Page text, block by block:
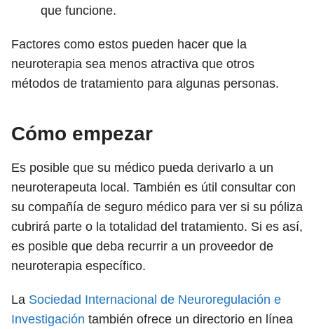
que funcione.
Factores como estos pueden hacer que la
neuroterapia sea menos atractiva que otros
métodos de tratamiento para algunas personas.
Cómo empezar
Es posible que su médico pueda derivarlo a un
neuroterapeuta local. También es útil consultar con
su compañía de seguro médico para ver si su póliza
cubrirá parte o la totalidad del tratamiento. Si es así,
es posible que deba recurrir a un proveedor de
neuroterapia específico.
La Sociedad Internacional de Neuroregulación e
Investigación también ofrece un directorio en línea